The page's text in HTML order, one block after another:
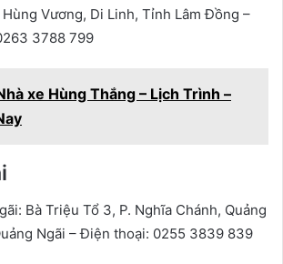
Vương, Di Linh, Tỉnh Lâm Đồng –
3788 799
xe Hùng Thắng – Lịch Trình –
Bà Triệu Tổ 3, P. Nghĩa Chánh, Quảng
Ngãi – Điện thoại: 0255 3839 839